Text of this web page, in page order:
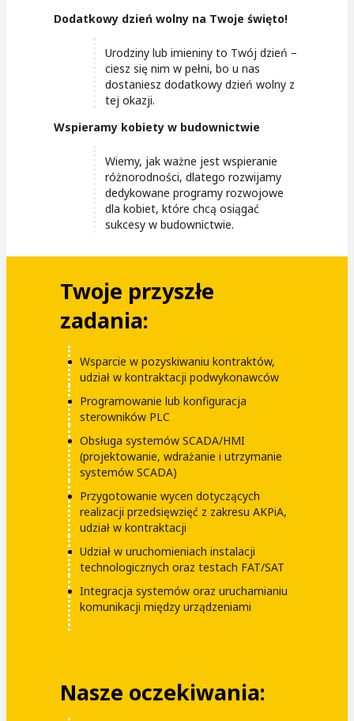
Dodatkowy dzień wolny na Twoje święto!
Urodziny lub imieniny to Twój dzień –
ciesz się nim w pełni, bo u nas
dostaniesz dodatkowy dzień wolny z
tej okazji.
Wspieramy kobiety w budownictwie
Wiemy, jak ważne jest wspieranie
różnorodności, dlatego rozwijamy
dedykowane programy rozwojowe
dla kobiet, które chcą osiągać
sukcesy w budownictwie.
Twoje przyszłe
zadania:
Wsparcie w pozyskiwaniu kontraktów,
udział w kontraktacji podwykonawców
Programowanie lub konfiguracja
sterowników PLC
Obsługa systemów SCADA/HMI
(projektowanie, wdrażanie i utrzymanie
systemów SCADA)
Przygotowanie wycen dotyczących
realizacji przedsięwzięć z zakresu AKPiA,
udział w kontraktacji
Udział w uruchomieniach instalacji
technologicznych oraz testach FAT/SAT
Integracja systemów oraz uruchamianiu
komunikacji między urządzeniami
Nasze oczekiwania: